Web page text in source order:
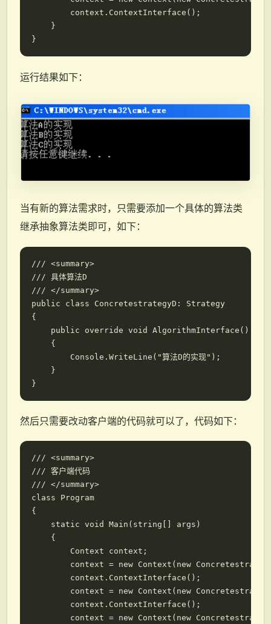
        context.ContextInterface();
    }
运行结果如下：
当有新的算法需求时，只需要添加一个具体的算法类
继承抽象算法类即可，如下：
/// <summary>
/// 具体算法D
/// </summary>
public class ConcretestrategyD: Strategy
{
    public override void AlgorithmInterface()
    {
        Console.WriteLine("算法D的实现");
    }
然后只需要改动客户端的代码就可以了，代码如下：
/// <summary>
/// 客户端代码
/// </summary>
class Program
{
    static void Main(string[] args)
    {
        Context context;
context = new Context(new
        context.ContextInterface();
context = new Context(new
        context.ContextInterface();
context = new Context(new